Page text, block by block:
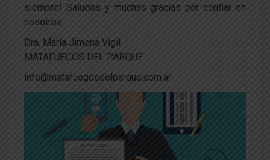
siempre! Saludos y muchas gracias por confiar en
nosotros
Dra. María Jimena Vigil
MATAFUEGOS DEL PARQUE
info@matafuegosdelparque.com.ar